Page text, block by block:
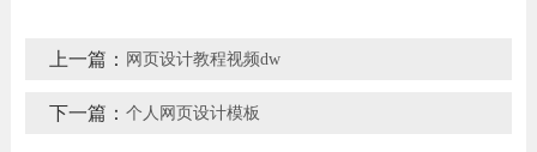
上一篇： 网页设计教程视频dw
下一篇： 个人网页设计模板